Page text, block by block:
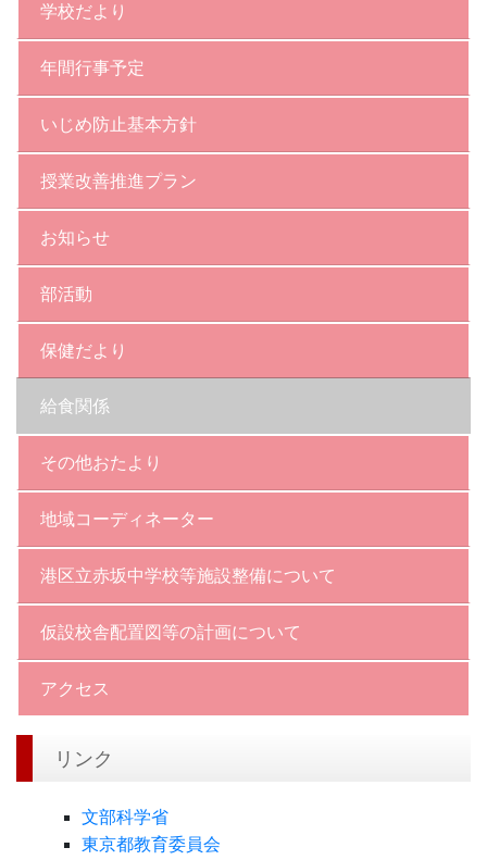
学校だより
年間行事予定
いじめ防止基本方針
授業改善推進プラン
お知らせ
部活動
保健だより
給食関係
その他おたより
地域コーディネーター
港区立赤坂中学校等施設整備について
仮設校舎配置図等の計画について
アクセス
リンク
文部科学省
東京都教育委員会